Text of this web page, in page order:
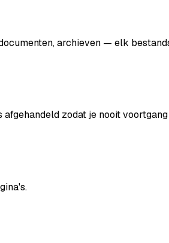
archieven — elk
zodat je nooit